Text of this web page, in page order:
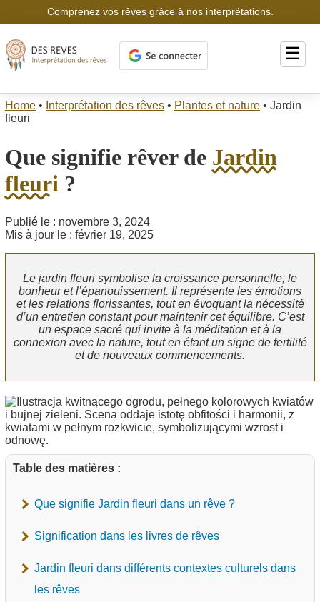
Comprenez vos rêves grâce à nos interprétations.
☰
Home • Interprétation des rêves • Plantes et nature • Jardin
fleuri
Que signifie rêver de Jardin
fleuri ?
Publié le : novembre 3, 2024
Mis à jour le : février 19, 2025
Le jardin fleuri symbolise la croissance personnelle, le
bonheur et l’épanouissement. Il représente les émotions
et les relations florissantes, tout en évoquant la nécessité
d’un entretien constant pour maintenir cet équilibre. C’est
un espace sacré qui invite à la méditation et à la
connexion avec la nature, tout en étant un signe de fertilité
et de nouveaux commencements.
Table des matières :
Que signifie Jardin fleuri dans un rêve ?
Signification dans les livres de rêves
Jardin fleuri dans différents contextes culturels dans
les rêves